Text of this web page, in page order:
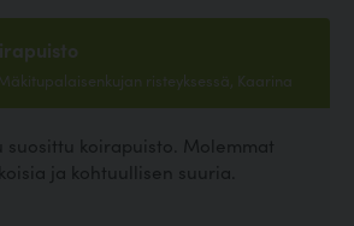
risteyksessä, Kaarina
suosittu koirapuisto. Molemmat
ja kohtuullisen suuria.